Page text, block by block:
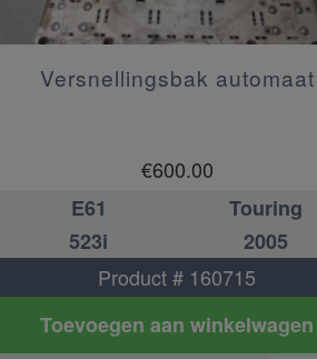
Versnellingsbak automaat
€600.00
E61
Touring
523i
2005
Product # 160715
Toevoegen aan winkelwagen